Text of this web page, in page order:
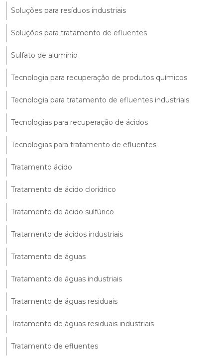
Soluções para resíduos industriais
Soluções para tratamento de efluentes
Sulfato de alumínio
Tecnologia para recuperação de produtos químicos
Tecnologia para tratamento de efluentes industriais
Tecnologias para recuperação de ácidos
Tecnologias para tratamento de efluentes
Tratamento ácido
Tratamento de ácido clorídrico
Tratamento de ácido sulfúrico
Tratamento de ácidos industriais
Tratamento de águas
Tratamento de águas industriais
Tratamento de águas residuais
Tratamento de águas residuais industriais
Tratamento de efluentes